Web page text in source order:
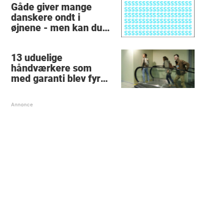
Gåde giver mange
danskere ondt i
øjnene - men kan du
13 uduelige
håndværkere som
med garanti blev fyret